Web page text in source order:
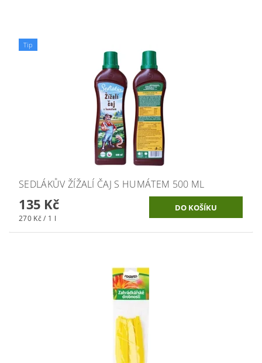
Tip
SEDLÁKŮV ŽÍŽALÍ ČAJ S HUMÁTEM 500 ML
135 Kč
270 Kč / 1 l